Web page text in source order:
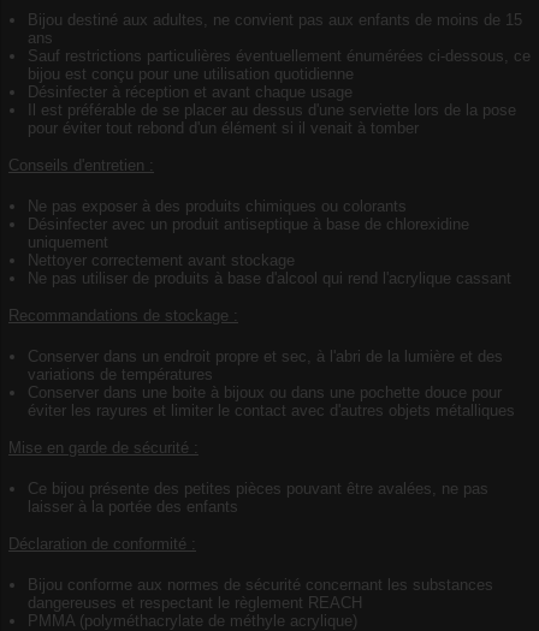
Bijou destiné aux adultes, ne convient pas aux enfants de moins de 15
ans
Sauf restrictions particulières éventuellement énumérées ci-dessous, ce
bijou est conçu pour une utilisation quotidienne
Désinfecter à réception et avant chaque usage
Il est préférable de se placer au dessus d'une serviette lors de la pose
pour éviter tout rebond d'un élément si il venait à tomber
Conseils d'entretien :
Ne pas exposer à des produits chimiques ou colorants
Désinfecter avec un produit antiseptique à base de chlorexidine
uniquement
Nettoyer correctement avant stockage
Ne pas utiliser de produits à base d'alcool qui rend l'acrylique cassant
Recommandations de stockage :
Conserver dans un endroit propre et sec, à l'abri de la lumière et des
variations de températures
Conserver dans une boite à bijoux ou dans une pochette douce pour
éviter les rayures et limiter le contact avec d'autres objets métalliques
Mise en garde de sécurité :
Ce bijou présente des petites pièces pouvant être avalées, ne pas
laisser à la portée des enfants
Déclaration de conformité :
Bijou conforme aux normes de sécurité concernant les substances
dangereuses et respectant le règlement REACH
PMMA (polyméthacrylate de méthyle acrylique)